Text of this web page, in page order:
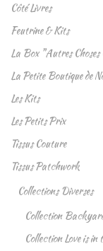
Côté Livres
Feutrine & Kits
La Box "Autres
La Petite Boutique de
Les Kits
Les Petits Prix
Tissus Couture
Tissus Patchwork
Collections Diverses
Collection
Collection Love is